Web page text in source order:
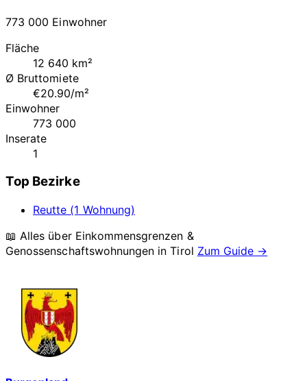
773 000 Einwohner
Fläche
12 640 km²
Ø Bruttomiete
€20.90/m²
Einwohner
773 000
Inserate
1
Top Bezirke
Reutte (1 Wohnung)
📖 Alles über Einkommensgrenzen &
Genossenschaftswohnungen inTirol Zum Guide →